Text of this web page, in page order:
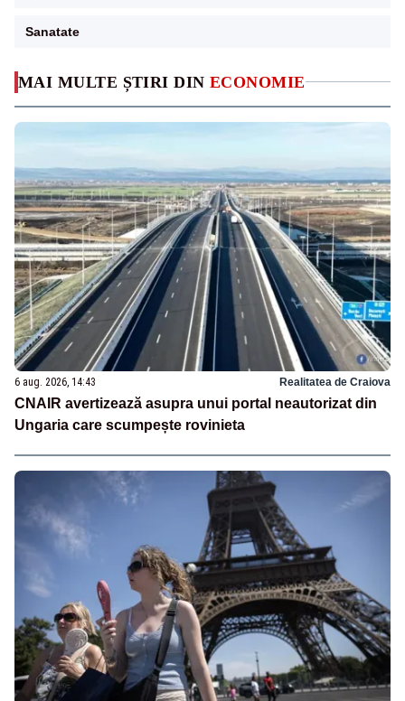
MAI MULTE ȘTIRI DIN ECONOMIE
6 aug. 2026, 14:43 Realitatea de Craiova
CNAIR avertizează asupra unui portal neautorizat din
Ungaria care scumpește rovinieta
Sanatate